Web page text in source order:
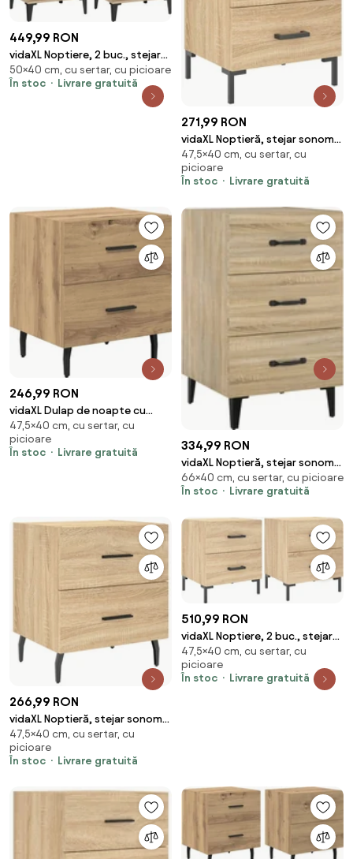
449,99 RON
vidaXL Noptiere, 2 buc., stejar
sonoma, 40x35x50 cm
50×40 cm, cu sertar, cu picioare
În stoc
Livrare gratuită
271,99 RON
vidaXL Noptieră, stejar sonoma,
40x35x47,5 cm, lemn compozit
47,5×40 cm, cu sertar, cu
picioare
În stoc
Livrare gratuită
246,99 RON
vidaXL Dulap de noapte cu
sertar Stejar Artizanal 40 x 35 x
47,5 cm
47,5×40 cm, cu sertar, cu
picioare
În stoc
Livrare gratuită
334,99 RON
vidaXL Noptieră, stejar sonoma,
40x40x66 cm, lemn compozit
66×40 cm, cu sertar, cu picioare
În stoc
Livrare gratuită
266,99 RON
vidaXL Noptieră, stejar sonoma,
40x35x47,5 cm, lemn compozit
47,5×40 cm, cu sertar, cu
picioare
În stoc
Livrare gratuită
510,99 RON
vidaXL Noptiere, 2 buc., stejar
sonoma, 40x35x47,5 cm, lemn
compozit
47,5×40 cm, cu sertar, cu
picioare
În stoc
Livrare gratuită